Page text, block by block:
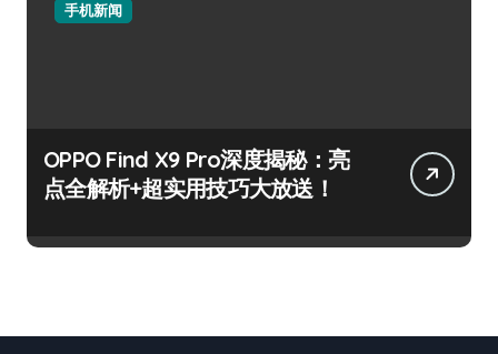
手机新闻
OPPO Find X9 Pro深度揭秘：亮
点全解析+超实用技巧大放送！